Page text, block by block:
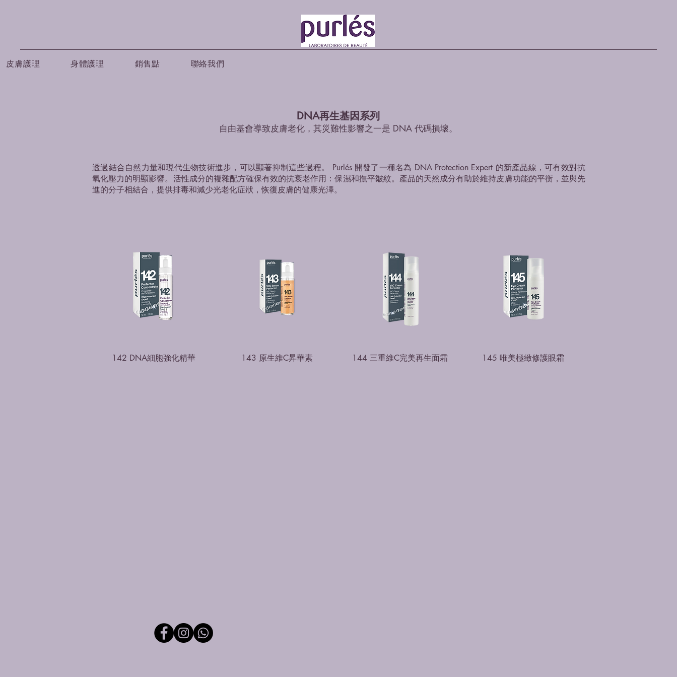
皮膚護理 身體護理 銷售點 聯絡我們
DNA再生基因系列
自由基會導致皮膚老化，其災難性影響之一是 DNA 代碼損壞。
透過結合自然力量和現代生物技術進步，可以顯著抑制這些過程。 Purlés 開發了一種名為 DNA Protection Expert 的新產品線，可有效對抗
氧化壓力的明顯影響。活性成分的複雜配方確保有效的抗衰老作用：保濕和撫平皺紋。產品的天然成分有助於維持皮膚功能的平衡，並與先
進的分子相結合，提供排毒和減少光老化症狀，恢復皮膚的健康光澤。
142 DNA細胞強化精華 143 原生維C昇華素 144 三重維C完美再生面霜 145 唯美極緻修護眼霜